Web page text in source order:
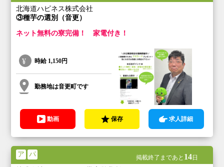
北海道ハピネス株式会社
③種芋の選別（音更）
ネット無料の寮完備！ 家電付き！
時給 1,150円
勤務地は音更町です
動画 保存 求人詳細
ア パ 掲載終了まであと 14日